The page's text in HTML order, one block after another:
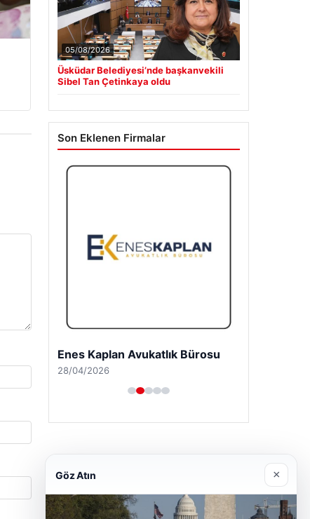
05/08/2026
Üsküdar Belediyesi’nde başkanvekili
Sibel Tan Çetinkaya oldu
Son Eklenen Firmalar
Enes Kaplan Avukatlık Bürosu
28/04/2026
Göz Atın ×